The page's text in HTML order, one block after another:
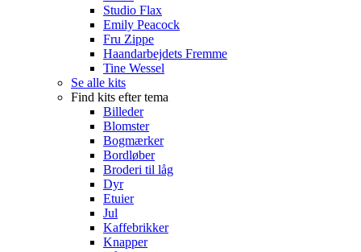
Studio Flax
Emily Peacock
Fru Zippe
Haandarbejdets Fremme
Tine Wessel
Se alle kits
Find kits efter tema
Billeder
Blomster
Bogmærker
Bordløber
Broderi til låg
Dyr
Etuier
Jul
Kaffebrikker
Knapper